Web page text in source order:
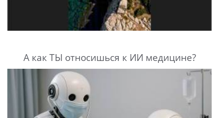
А как ТЫ относишься к ИИ медицине?